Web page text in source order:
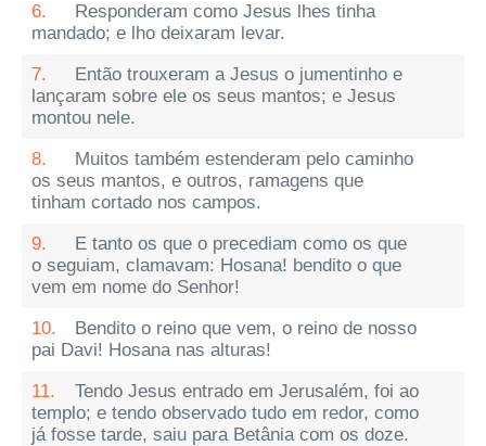
6.
Responderam como Jesus lhes tinha
mandado; e lho deixaram levar.
7.
Então trouxeram a Jesus o jumentinho e
lançaram sobre ele os seus mantos; e Jesus
montou nele.
8.
Muitos também estenderam pelo caminho
os seus mantos, e outros, ramagens que
tinham cortado nos campos.
9.
E tanto os que o precediam como os que
o seguiam, clamavam: Hosana! bendito o que
vem em nome do Senhor!
10.
Bendito o reino que vem, o reino de nosso
pai Davi! Hosana nas alturas!
11.
Tendo Jesus entrado em Jerusalém, foi ao
templo; e tendo observado tudo em redor, como
já fosse tarde, saiu para Betânia com os doze.